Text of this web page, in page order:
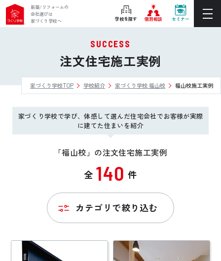
新築/リフォームの
会社選びは
家づくり学校へ
学校を探す 個別相談 セミナー
ぴったりの住宅会社をご提案
個別相談
後悔しない家づくりをレクチャー
セミナーをみる
ご利用は無料！全国20校
お近くの学校を探す
家づくり学校とは
よくある質問
SUCCESS
注文住宅施工実例
家づくり学校TOP 学校紹介 家づくり学校 福山校 福山校施工実例
家づくり学校で学び、体感して選んだ住宅会社でお客様が実際
に建てた住まいを紹介
「福山校」の注文住宅施工実例
全 140 件
カテゴリで絞り込む